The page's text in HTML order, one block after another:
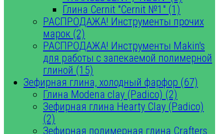
Глина Cernit "Cernit №1" (1)
РАСПРОДАЖА! Инструменты прочих
марок (2)
РАСПРОДАЖА! Инструменты Makin's
для работы с запекаемой полимерной
глиной (15)
Зефирная глина, холодный фарфор (67)
Глина Modena clay (Padico) (2)
Зефирная глина Hearty Clay (Padico)
(2)
Зефирная полимерная глина Crafters